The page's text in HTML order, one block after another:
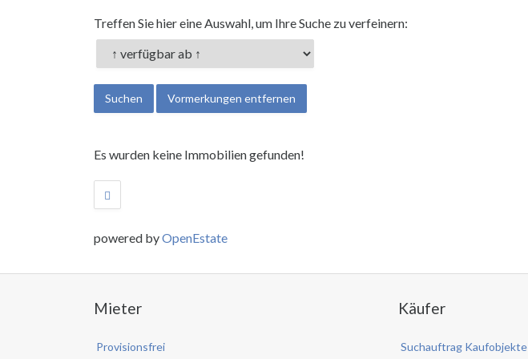
Treffen Sie hier eine Auswahl, um Ihre Suche zu verfeinern:
Es wurden keine Immobilien gefunden!
powered byOpenEstate
Mieter
Provisionsfrei
Käufer
Suchauftrag Kaufobjekte